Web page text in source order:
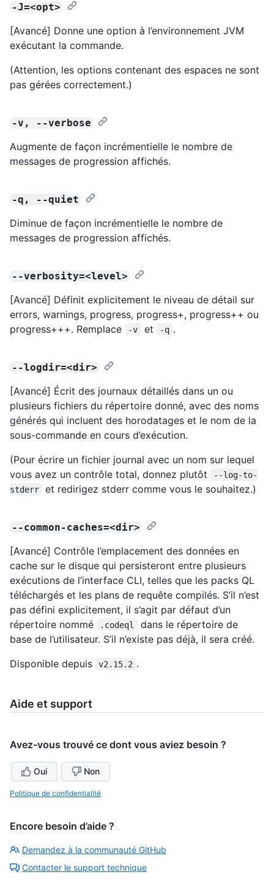
-J=<opt>
[Avancé] Donne une option à l’environnement JVM
exécutant la commande.
(Attention, les options contenant des espaces ne sont
pas gérées correctement.)
-v, --verbose
Augmente de façon incrémentielle le nombre de
messages de progression affichés.
-q, --quiet
Diminue de façon incrémentielle le nombre de
messages de progression affichés.
--verbosity=<level>
[Avancé] Définit explicitement le niveau de détail sur
errors, warnings, progress, progress+, progress++ ou
progress+++. Remplace
-v et -q .
--logdir=<dir>
[Avancé] Écrit des journaux détaillés dans un ou
plusieurs fichiers du répertoire donné, avec des noms
générés qui incluent des horodatages et le nom de la
sous-commande en cours d’exécution.
(Pour écrire un fichier journal avec un nom sur lequel
vous avez un contrôle total, donnez plutôt
--log-to-
stderr
et redirigez stderr comme vous le souhaitez.)
--common-caches=<dir>
[Avancé] Contrôle l’emplacement des données en
cache sur le disque qui persisteront entre plusieurs
exécutions de l’interface CLI, telles que les packs QL
téléchargés et les plans de requête compilés. S’il n’est
pas défini explicitement, il s’agit par défaut d’un
répertoire nommé
.codeql
dans le répertoire de
base de l’utilisateur. S’il n’existe pas déjà, il sera créé.
Disponible depuis
v2.15.2 .
Aide et support
Avez-vous trouvé ce dont vous aviez besoin ?
Oui Non
Politique de confidentialité
Encore besoin d’aide ?
Demandez à la communauté GitHub
Contacter le support technique